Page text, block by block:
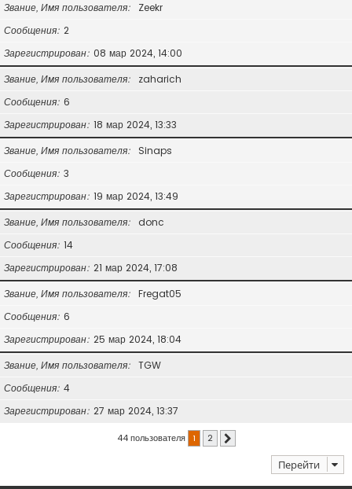
Звание, Имя пользователя
Zeekr
Сообщения 2
Зарегистрирован 08 мар 2024, 14:00
Звание, Имя пользователя
zaharich
Сообщения 6
Зарегистрирован 18 мар 2024, 13:33
Звание, Имя пользователя
Sinaps
Сообщения 3
Зарегистрирован 19 мар 2024, 13:49
Звание, Имя пользователя
donc
Сообщения 14
Зарегистрирован 21 мар 2024, 17:08
Звание, Имя пользователя
Fregat05
Сообщения 6
Зарегистрирован 25 мар 2024, 18:04
Звание, Имя пользователя
TGW
Сообщения 4
Зарегистрирован 27 мар 2024, 13:37
44 пользователя 1 2
Перейти